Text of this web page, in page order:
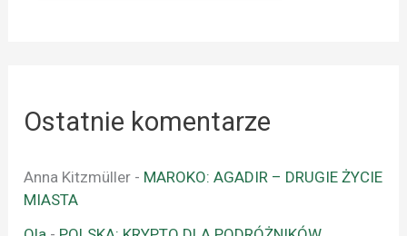
Ostatnie komentarze
Anna Kitzmüller - MAROKO: AGADIR – DRUGIE ŻYCIE
MIASTA